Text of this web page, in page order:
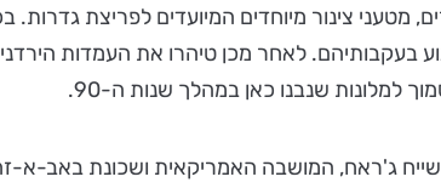
מטעני צינור מיוחדים המיועדים לפריצת
לאחר מכן טיהרו את העמדות
למלונות שנבנו כאן במהלך שנות ה-90.
ג'ראח, המושבה האמריקאית ושכונת באב-א-